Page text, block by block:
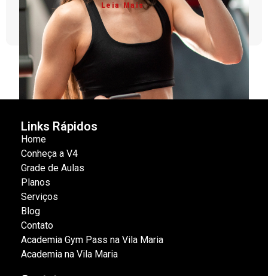
Leia Mais
Links Rápidos
Home
Conheça a V4
Grade de Aulas
Planos
Serviços
Blog
Contato
Academia Gym Pass na Vila Maria
Academia na Vila Maria